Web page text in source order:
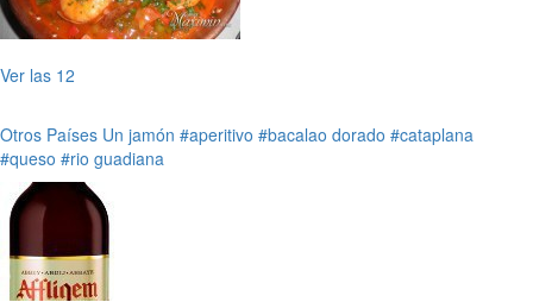
Ver las 12
Otros Países Un jamón #aperitivo #bacalao dorado #cataplana
#queso #rio guadiana